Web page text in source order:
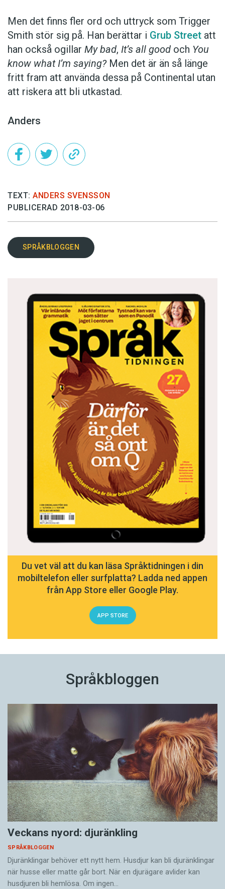
Men det finns fler ord och uttryck som Trigger
Smith stör sig på. Han berättar i Grub Street att
han också ogillar My bad, It’s all good och You
know what I’m saying? Men det är än så länge
fritt fram att använda dessa på Continental utan
att riskera att bli utkastad.
Anders
TEXT: ANDERS SVENSSON
PUBLICERAD 2018-03-06
SPRÅKBLOGGEN
Du vet väl att du kan läsa Språktidningen i din
mobiltelefon eller surfplatta? Ladda ned appen
från App Store eller Google Play.
APP STORE
Språkbloggen
Veckans nyord: djuränkling
SPRÅKBLOGGEN
Djuränklingar behöver ett nytt hem. Husdjur kan bli djuränklingar
när husse eller matte går bort. När en djurägare avlider kan
husdjuren bli hemlösa. Om ingen…